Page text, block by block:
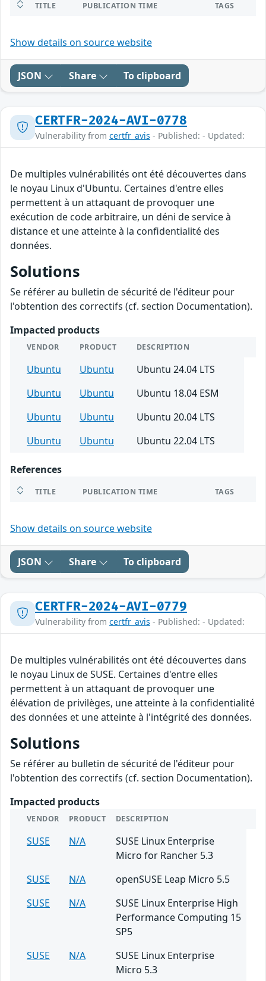
TITLE PUBLICATION TIME TAGS
Show details on source website
JSON Share To clipboard
CERTFR-2024-AVI-0778
Vulnerability from certfr_avis - Published: - Updated:
De multiples vulnérabilités ont été découvertes dans
le noyau Linux d'Ubuntu. Certaines d'entre elles
permettent à un attaquant de provoquer une
exécution de code arbitraire, un déni de service à
distance et une atteinte à la confidentialité des
données.
Solutions
Se référer au bulletin de sécurité de l'éditeur pour
l'obtention des correctifs (cf. section Documentation).
Impacted products
VENDOR PRODUCT DESCRIPTION
Ubuntu Ubuntu
Ubuntu 24.04 LTS
Ubuntu
Ubuntu
Ubuntu 18.04 ESM
Ubuntu
Ubuntu
Ubuntu 20.04 LTS
Ubuntu
Ubuntu Ubuntu 22.04 LTS
References
TITLE PUBLICATION TIME TAGS
Show details on source website
JSON Share To clipboard
CERTFR-2024-AVI-0779
Vulnerability from certfr_avis - Published: - Updated:
De multiples vulnérabilités ont été découvertes dans
le noyau Linux de SUSE. Certaines d'entre elles
permettent à un attaquant de provoquer une
élévation de privilèges, une atteinte à la confidentialité
des données et une atteinte à l'intégrité des données.
Solutions
Se référer au bulletin de sécurité de l'éditeur pour
l'obtention des correctifs (cf. section Documentation).
Impacted products
VENDOR PRODUCT DESCRIPTION
SUSE N/A
SUSE Linux Enterprise
Micro for Rancher 5.3
SUSE
N/A
openSUSE Leap Micro 5.5
SUSE
N/A
SUSE Linux Enterprise High
Performance Computing 15
SP5
SUSE
N/A
SUSE Linux Enterprise
Micro 5.3